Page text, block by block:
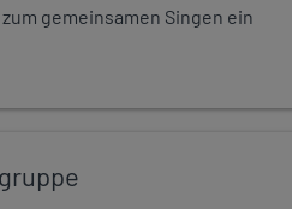
gemeinsamen Singen ein